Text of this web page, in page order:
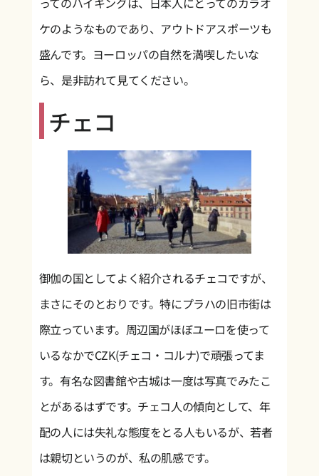
ケのようなものであり、アウトドアスポーツも
盛んです。ヨーロッパの自然を満喫したいな
ら、是非訪れて見てください。
チェコ
御伽の国としてよく紹介されるチェコですが、
まさにそのとおりです。特にプラハの旧市街は
際立っています。周辺国がほぼユーロを使って
いるなかでCZK(チェコ・コルナ)で頑張ってま
す。有名な図書館や古城は一度は写真でみたこ
とがあるはずです。チェコ人の傾向として、年
配の人には失礼な態度をとる人もいるが、若者
は親切というのが、私の肌感です。